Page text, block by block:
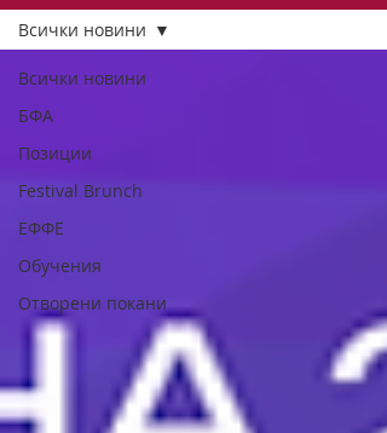
Всички новини
БФА
Позиции
Festival Brunch
ЕФФЕ
Обучения
Отворени покани
Всички новини